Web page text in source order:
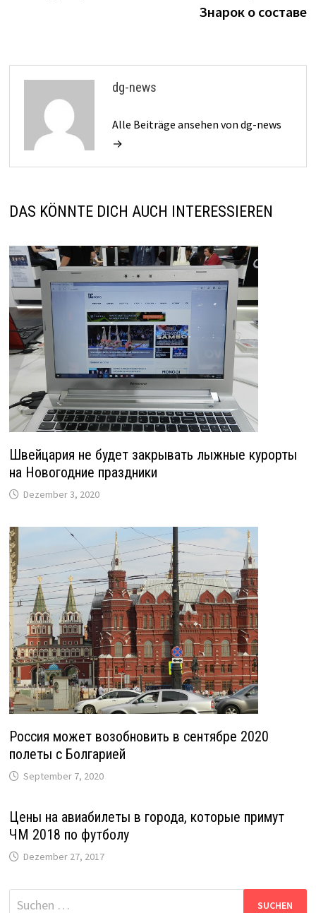
Знарок о составе
dg-news
Alle Beiträge ansehen von dg-news
→
DAS KÖNNTE DICH AUCH INTERESSIEREN
Швейцария не будет закрывать лыжные курорты
на Новогодние праздники
Dezember 3, 2020
Россия может возобновить в сентябре 2020
полеты с Болгарией
September 7, 2020
Цены на авиабилеты в города, которые примут
ЧМ 2018 по футболу
Dezember 27, 2017
Suche